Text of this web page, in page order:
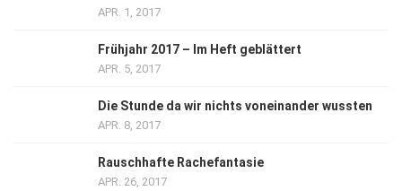
APR. 1, 2017
Frühjahr 2017 – Im Heft geblättert
APR. 5, 2017
Die Stunde da wir nichts voneinander wussten
APR. 8, 2017
Rauschhafte Rachefantasie
APR. 26, 2017